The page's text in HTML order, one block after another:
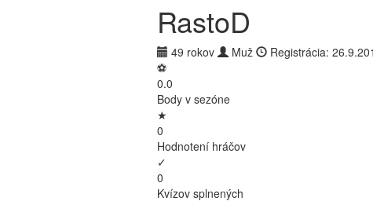
RastoD
49 rokov Muž
Registrácia:
⚽
0.0
Body v sezóne
★
0
Hodnotení hráčov
✓
0
Kvízov splnených